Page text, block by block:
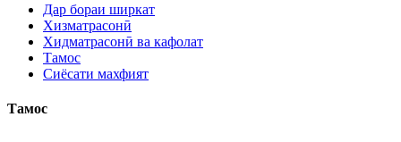
Дар бораи ширкат
Хизматрасонӣ
Хидматрасонӣ ва кафолат
Тамос
Сиёсати махфият
Тамос